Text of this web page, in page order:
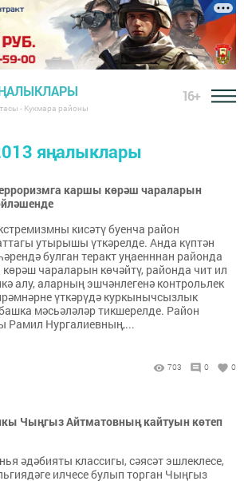
- Кукмара районы
16+
яңалыклары
каршы көрәш чараларын
кисәтү буенча район
утырышы үткәрелде. Анда күптән
булган теракт уңаенннан районда
чараларын көчәйтү, районда чит ил
алу, аларның эшчәнлегенә контрольлек
үткәрүдә куркынычсызлык
мәсьәләләр тикшерелде. Район
Рамил Нургалиевның,...
703 0 0
Чыңгыз Айтматовның кайтуын көтеп
әдәбияты классигы, сәясәт эшлеклесе,
илчесе булып торган Чыңгыз